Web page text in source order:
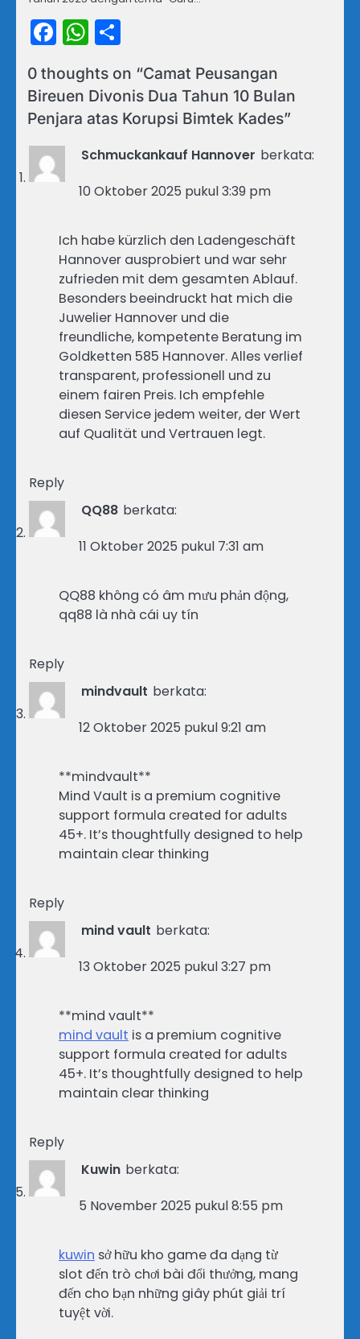
Facebook
WhatsApp
0 thoughts on “Camat Peusangan
Bireuen Divonis Dua Tahun 10 Bulan
Penjara atas Korupsi Bimtek Kades”
Schmuckankauf Hannover berkata:
10 Oktober 2025 pukul 3:39 pm
Ich habe kürzlich den Ladengeschäft
Hannover ausprobiert und war sehr
zufrieden mit dem gesamten Ablauf.
Besonders beeindruckt hat mich die
Juwelier Hannover und die
freundliche, kompetente Beratung im
Goldketten 585 Hannover. Alles verlief
transparent, professionell und zu
einem fairen Preis. Ich empfehle
diesen Service jedem weiter, der Wert
auf Qualität und Vertrauen legt.
Reply
QQ88 berkata:
11 Oktober 2025 pukul 7:31 am
QQ88 không có âm mưu phản động,
qq88 là nhà cái uy tín
Reply
mindvault berkata:
12 Oktober 2025 pukul 9:21 am
** mindvault**
Mind Vault is a premium cognitive
support formula created for adults
45+. It’s thoughtfully designed to help
maintain clear thinking
Reply
mind vault berkata:
13 Oktober 2025 pukul 3:27 pm
**mind vault**
mind vault is a premium cognitive
support formula created for adults
45+. It’s thoughtfully designed to help
maintain clear thinking
Reply
Kuwin berkata:
5 November 2025 pukul 8:55 pm
kuwin sở hữu kho game đa dạng từ
slot đến trò chơi bài đổi thưởng, mang
đến cho bạn những giây phút giải trí
tuyệt vời.